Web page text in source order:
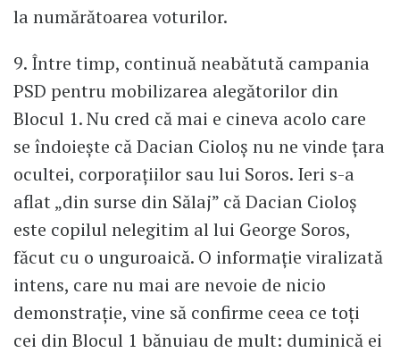
la numărătoarea voturilor.
9. Între timp, continuă neabătută campania
PSD pentru mobilizarea alegătorilor din
Blocul 1. Nu cred că mai e cineva acolo care
se îndoiește că Dacian Cioloș nu ne vinde țara
ocultei, corporațiilor sau lui Soros. Ieri s-a
aflat „din surse din Sălaj” că Dacian Cioloș
este copilul nelegitim al lui George Soros,
făcut cu o unguroaică. O informație viralizată
intens, care nu mai are nevoie de nicio
demonstrație, vine să confirme ceea ce toți
cei din Blocul 1 bănuiau de mult: duminică ei